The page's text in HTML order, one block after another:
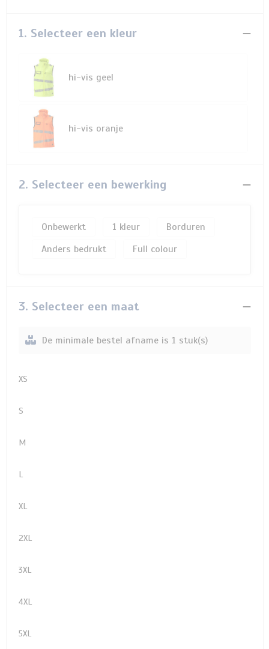
1. Selecteer een kleur
hi-vis geel
hi-vis oranje
2. Selecteer een bewerking
Onbewerkt 1
Borduren
Anders bedrukt
Full colour
3. Selecteer een maat
De minimale bestel afname is 1 stuk(s)
XS
S
M
L
XL
2XL
3XL
4XL
5XL